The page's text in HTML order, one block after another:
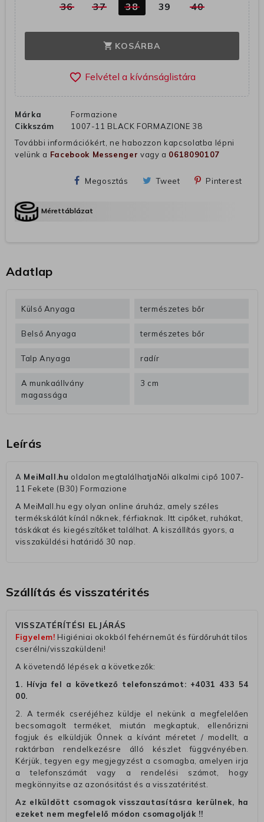
36 37 38 39 40
shopping_cart KOSÁRBA
favorite_border
Márka
Formazione
Cikkszám
1007-11 BLACK FORMAZIONE 38
További információkért, ne habozzon kapcsolatba lépni
velünk a Facebook Messenger vagy a 0618090107
Megosztás Tweet Pinterest
Mérettáblázat
Adatlap
Külső Anyaga természetes bőr
Belső Anyaga természetes bőr
Talp Anyaga radír
A munkaállvány
magassága
3 cm
Leírás
A MeiMall.hu oldalon megtalálhatjaNői alkalmi cipő 1007-
11 Fekete (B30) Formazione
A MeiMall.hu egy olyan online áruház, amely széles
termékskálát kínál nőknek, férfiaknak. Itt cipőket, ruhákat,
táskákat és kiegészítőket találhat. A kiszállítás gyors, a
visszaküldési határidő 30 nap.
Szállítás és visszatérités
VISSZATÉRÍTÉSI ELJÁRÁS
Figyelem! Higiéniai okokból fehérneműt és fürdőruhát tilos
cserélni/visszaküldeni!
A követendő lépések a következők:
1. Hívja fel a következő telefonszámot: +4031 433 54
00.
2. A termék cseréjéhez küldje el nekünk a megfelelően
becsomagolt terméket, miután megkaptuk, ellenőrizni
fogjuk és elküldjük Önnek a kívánt méretet / modellt, a
raktárban rendelkezésre álló készlet függvényében.
Kérjük, tegyen egy megjegyzést a csomagba, amelyen irja
a telefonszámát vagy a rendelési számot, hogy
megkönnyitse az azonósitást és a visszatéritést.
Az elküldött csomagok visszautasításra kerülnek, ha
ezeket nem megfelelő módon csomagolják !!